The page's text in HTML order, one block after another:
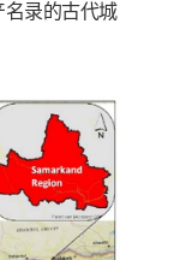
名录的古代城